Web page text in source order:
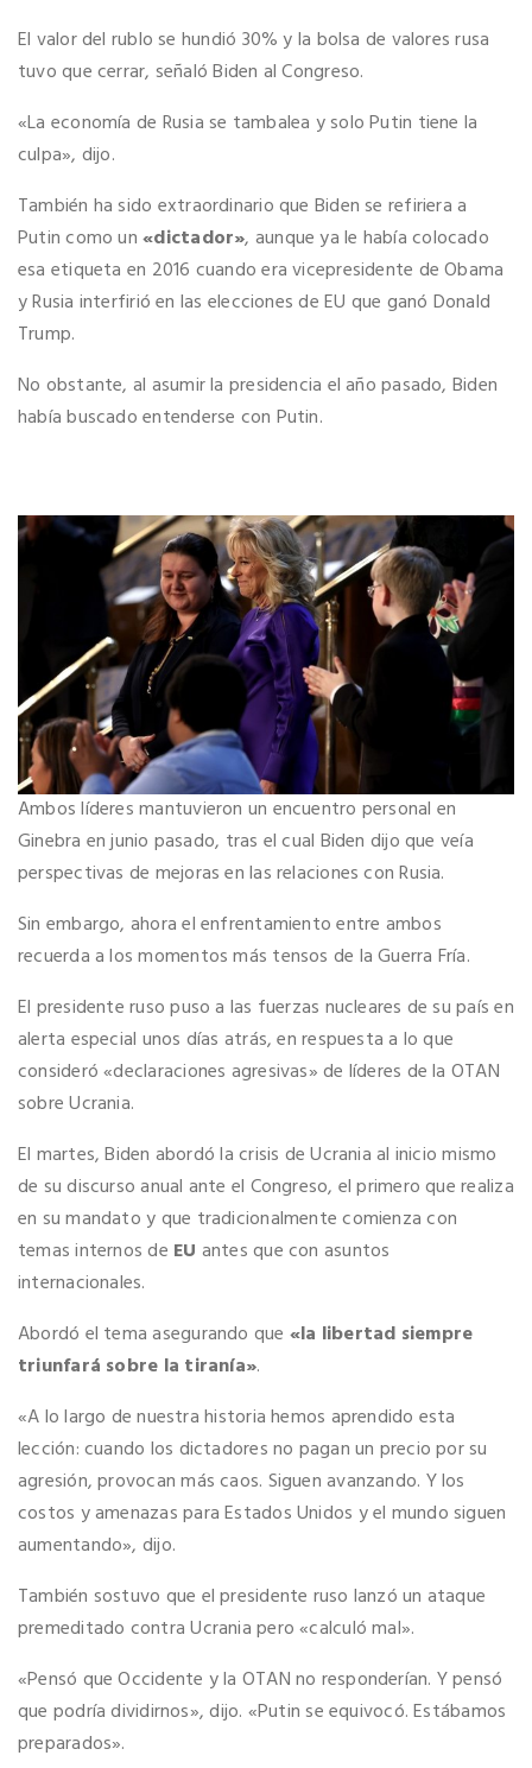
El valor del rublo se hundió 30% y la bolsa de valores rusa
tuvo que cerrar, señaló Biden al Congreso.
«La economía de Rusia se tambalea y solo Putin tiene la
culpa», dijo.
También ha sido extraordinario que Biden se refiriera a
Putin como un«dictador», aunque ya le había colocado
esa etiqueta en 2016 cuando era vicepresidente de Obama
y Rusia interfirió en las elecciones de EU que ganó Donald
Trump.
No obstante, al asumir la presidencia el año pasado, Biden
había buscado entenderse con Putin.
Ambos líderes mantuvieron un encuentro personal en
Ginebra en junio pasado, tras el cual Biden dijo que veía
perspectivas de mejoras en las relaciones con Rusia.
Sin embargo, ahora el enfrentamiento entre ambos
recuerda a los momentos más tensos de la Guerra Fría.
El presidente ruso puso a las fuerzas nucleares de su país en
alerta especial unos días atrás, en respuesta a lo que
consideró «declaraciones agresivas» de líderes de la OTAN
sobre Ucrania.
El martes, Biden abordó la crisis de Ucrania al inicio mismo
de su discurso anual ante el Congreso, el primero que realiza
en su mandato y que tradicionalmente comienza con
temas internos de EU antes que con asuntos
internacionales.
Abordó el tema asegurando que «la libertad siempre
triunfará sobre la tiranía».
«A lo largo de nuestra historia hemos aprendido esta
lección: cuando los dictadores no pagan un precio por su
agresión, provocan más caos. Siguen avanzando. Y los
costos y amenazas para Estados Unidos y el mundo siguen
aumentando», dijo.
También sostuvo que el presidente ruso lanzó un ataque
premeditado contra Ucrania pero «calculó mal».
«Pensó que Occidente y la OTAN no responderían. Y pensó
que podría dividirnos», dijo. «Putin se equivocó. Estábamos
preparados».